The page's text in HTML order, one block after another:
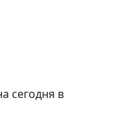
сегодня в